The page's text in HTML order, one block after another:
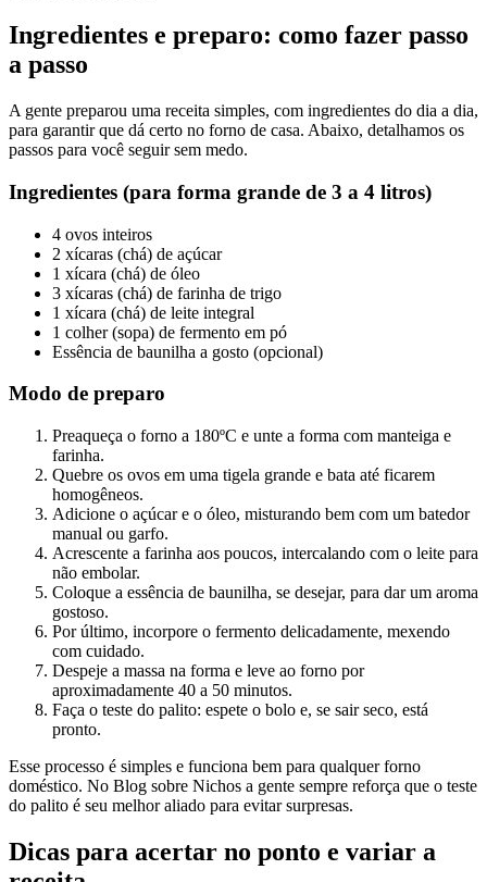
Ingredientes e preparo: como fazer passo
a passo
A gente preparou uma receita simples, com ingredientes do dia a dia,
para garantir que dá certo no forno de casa. Abaixo, detalhamos os
passos para você seguir sem medo.
Ingredientes (para forma grande de 3 a 4 litros)
4 ovos inteiros
2 xícaras (chá) de açúcar
1 xícara (chá) de óleo
3 xícaras (chá) de farinha de trigo
1 xícara (chá) de leite integral
1 colher (sopa) de fermento em pó
Essência de baunilha a gosto (opcional)
Modo de preparo
Preaqueça o forno a 180ºC e unte a forma com manteiga e
farinha.
Quebre os ovos em uma tigela grande e bata até ficarem
homogêneos.
Adicione o açúcar e o óleo, misturando bem com um batedor
manual ou garfo.
Acrescente a farinha aos poucos, intercalando com o leite para
não embolar.
Coloque a essência de baunilha, se desejar, para dar um aroma
gostoso.
Por último, incorpore o fermento delicadamente, mexendo
com cuidado.
Despeje a massa na forma e leve ao forno por
aproximadamente 40 a 50 minutos.
Faça o teste do palito: espete o bolo e, se sair seco, está
pronto.
Esse processo é simples e funciona bem para qualquer forno
doméstico. No Blog sobre Nichos a gente sempre reforça que o teste
do palito é seu melhor aliado para evitar surpresas.
Dicas para acertar no ponto e variar a